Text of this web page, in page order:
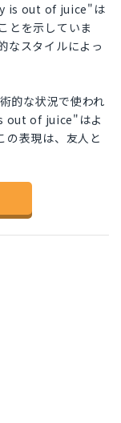
is out of juice"は
とを示していま
なスタイルによっ
な状況で使われ
out of juice"はよ
の表現は、友人と